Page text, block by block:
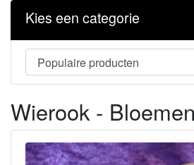
Kies een categorie
Wierook -